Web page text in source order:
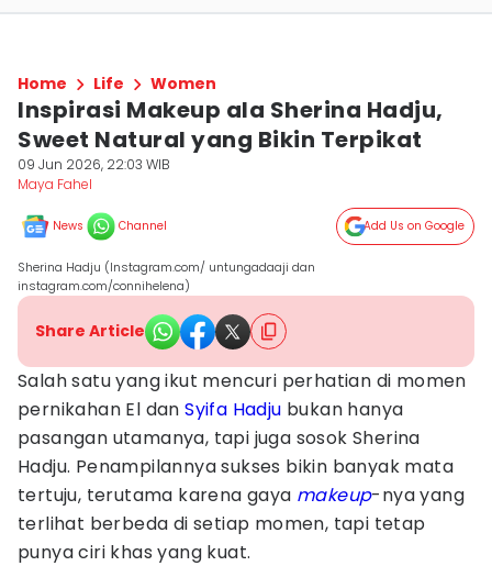
Home Life Women
Inspirasi Makeup ala Sherina Hadju,
Sweet Natural yang Bikin Terpikat
09 Jun 2026, 22:03 WIB
Maya Fahel
News Channel Add Us on Google
Sherina Hadju (Instagram.com/ untungadaaji dan
instagram.com/connihelena)
Share Article
Salah satu yang ikut mencuri perhatian di momen
pernikahan El danSyifa Hadju bukan hanya
pasangan utamanya, tapi juga sosok Sherina
Hadju. Penampilannya sukses bikin banyak mata
tertuju, terutama karena gaya makeup-nya yang
terlihat berbeda di setiap momen, tapi tetap
punya ciri khas yang kuat.